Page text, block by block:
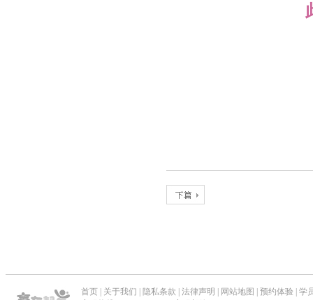
首页 关于我们 隐私条款 法律声明 网站地图 预约体验
学